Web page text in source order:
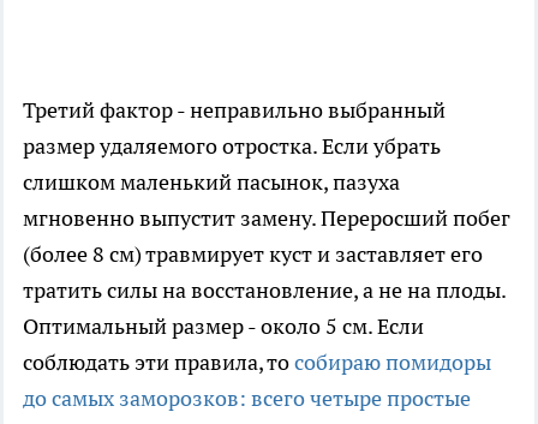
Третий фактор - неправильно выбранный
размер удаляемого отростка. Если убрать
слишком маленький пасынок, пазуха
мгновенно выпустит замену. Переросший побег
(более 8 см) травмирует куст и заставляет его
тратить силы на восстановление, а не на плоды.
Оптимальный размер - около 5 см. Если
соблюдать эти правила, тособираю помидоры
до самых заморозков: всего четыре простые